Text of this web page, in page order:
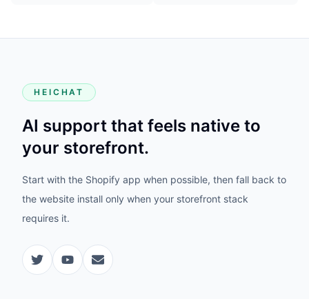
HEICHAT
AI support that feels native to
your storefront.
Start with the Shopify app when possible, then fall back to
the website install only when your storefront stack
requires it.